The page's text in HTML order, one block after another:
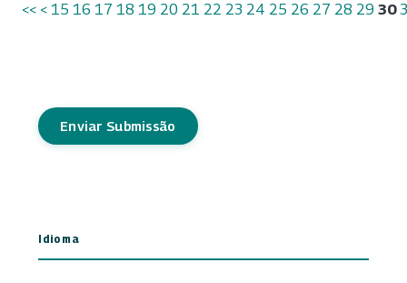
<< < 15 16 17 18 19 20 21 22 23 24 25 26 27 28 29 30
Enviar Submissão
Idioma